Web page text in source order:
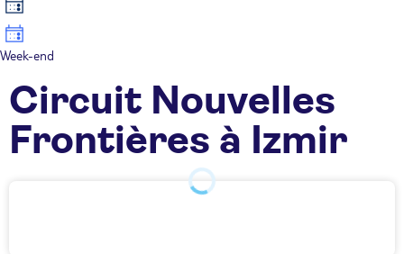
Week-end
Circuit Nouvelles
Frontières à Izmir